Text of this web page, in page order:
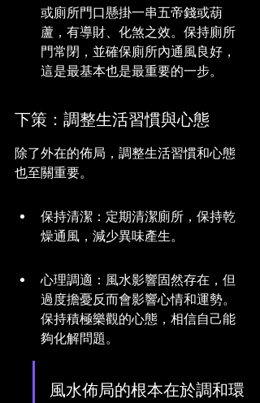
或廁所門口懸掛一串五帝錢或葫
蘆，有導財、化煞之效。保持廁所
門常閉，並確保廁所內通風良好，
這是最基本也是最重要的一步。
下策：調整生活習慣與心態
除了外在的佈局，調整生活習慣和心態
也至關重要。
保持清潔：定期清潔廁所，保持乾
燥通風，減少異味產生。
心理調適：風水影響固然存在，但
過度擔憂反而會影響心情和運勢。
保持積極樂觀的心態，相信自己能
夠化解問題。
風水佈局的根本在於調和環